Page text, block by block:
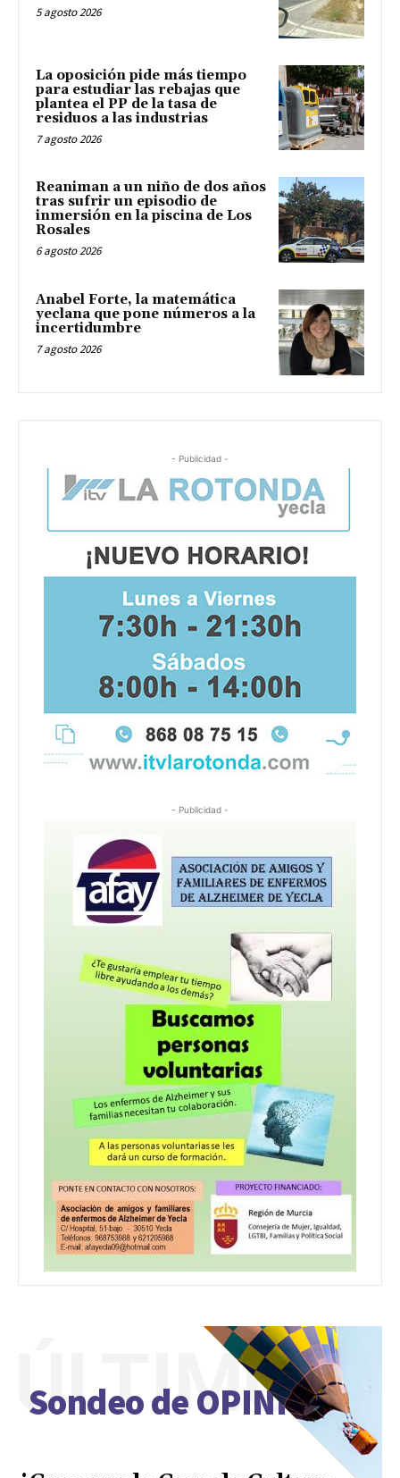
5 agosto 2026
La oposición pide más tiempo
para estudiar las rebajas que
plantea el PP de la tasa de
residuos a las industrias
7 agosto 2026
Reaniman a un niño de dos años
tras sufrir un episodio de
inmersión en la piscina de Los
Rosales
6 agosto 2026
Anabel Forte, la matemática
yeclana que pone números a la
incertidumbre
7 agosto 2026
- Publicidad -
- Publicidad -
Sondeo de OPINIÓN
ÚLTIMO